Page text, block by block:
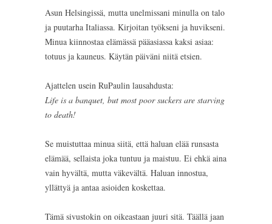
Asun Helsingissä, mutta unelmissani minulla on talo
ja puutarha Italiassa. Kirjoitan työkseni ja huvikseni.
Minua kiinnostaa elämässä pääasiassa kaksi asiaa:
totuus ja kauneus. Käytän päiväni niitä etsien.
Ajattelen usein RuPaulin lausahdusta:
Life is a banquet, but most poor suckers are starving
to death!
Se muistuttaa minua siitä, että haluan elää runsasta
elämää, sellaista joka tuntuu ja maistuu. Ei ehkä aina
vain hyvältä, mutta väkevältä. Haluan innostua,
yllättyä ja antaa asioiden koskettaa.
Tämä sivustokin on oikeastaan juuri sitä. Täällä jaan